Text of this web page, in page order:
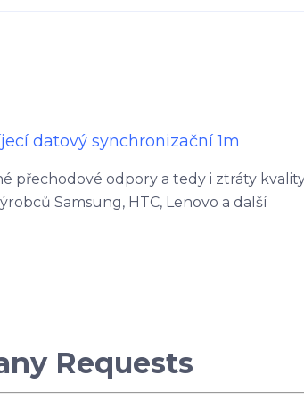
datový synchronizační1m
přechodové odpory a tedy i ztráty
Samsung, HTC, Lenovo a další
Requests